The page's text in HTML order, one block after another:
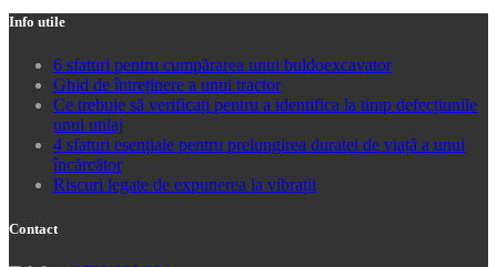
Info utile
6 sfaturi pentru cumpărarea unui buldoexcavator
Ghid de întreținere a unui tractor
Ce trebuie să verificați pentru a identifica la timp defecțiunile
unui utilaj
4 sfaturi esențiale pentru prelungirea duratei de viață a unui
încărcător
Riscuri legate de expunerea la vibrații
Contact